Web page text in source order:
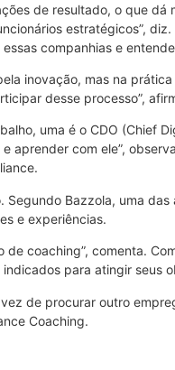
de resultado, o que
estratégicos”,
companhias e
inovação, mas na
desse processo”,
uma é o CDO (Chief
aprender com ele”,
Bazzola, uma
e experiências.
de coaching”, comenta.
para atingir seus
de procurar outro
Coaching.